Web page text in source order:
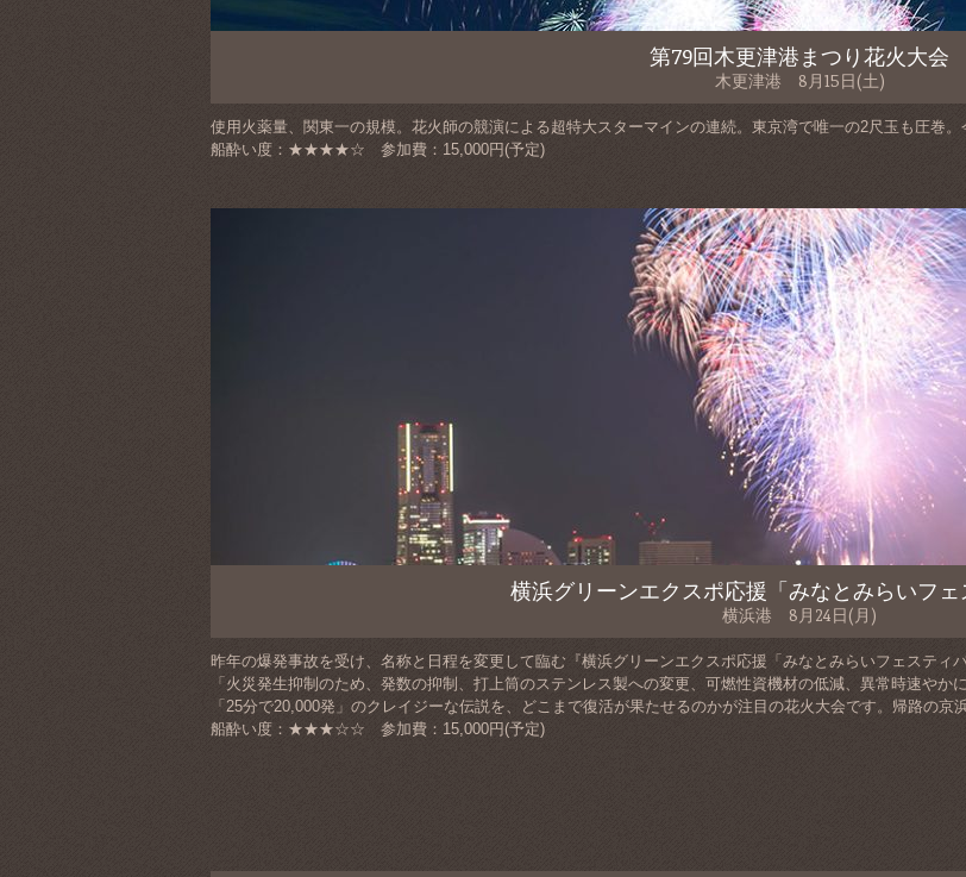
第79回木更津港まつり花火大会
木更津港 8月15日(土)
使用火薬量、関東一の規模。花火師の競演による超特大スターマインの連続。東京湾で唯一の2尺玉も圧巻。
船酔い度：★★★★☆ 参加費：15,000円(予定)
横浜グリーンエクスポ応援「みなとみらいフェ
横浜港 8月24日(月)
昨年の爆発事故を受け、名称と日程を変更して臨む『横浜グリーンエクスポ応援「みなとみらいフェスティバ
「火災発生抑制のため、発数の抑制、打上筒のステンレス製への変更、可燃性資機材の低減、異常時速やか
「25分で20,000発」のクレイジーな伝説を、どこまで復活が果たせるのかが注目の花火大会です。帰路の京
船酔い度：★★★☆☆ 参加費：15,000円(予定)